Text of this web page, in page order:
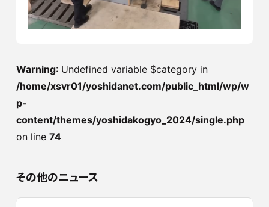
Warning: Undefined variable $category in
/home/xsvr01/yoshidanet.com/public_html/wp/w
p-
content/themes/yoshidakogyo_2024/single.php
on line 74
その他のニュース